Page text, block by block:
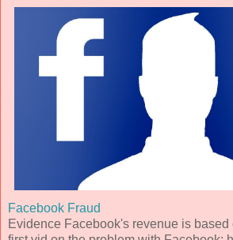
Facebook Fraud
Evidence Facebook's revenue is based